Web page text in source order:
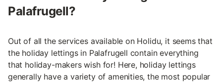
Palafrugell?
Out of all the services available on Holidu, it seems that
the holiday lettings in Palafrugell contain everything
that holiday-makers wish for! Here, holiday lettings
generally have a variety of amenities, the most popular